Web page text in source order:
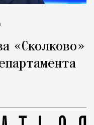
«Сколково»